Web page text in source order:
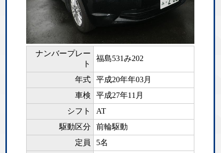
ナンバープレー
ト
福島531み202
年式
平成20年年03月
車検
平成27年11月
シフト
AT
駆動区分
前輪駆動
定員
5名